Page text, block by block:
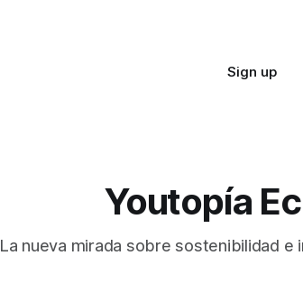
Sign up
Youtopía
La nueva mirada sobre sostenibilidad e